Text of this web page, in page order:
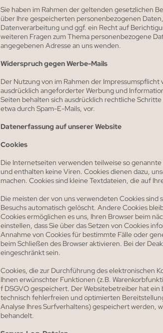
Sie haben im Rahmen der geltenden gesetzlichen
über Ihre gespeicherten personenbezogenen
Datenverarbeitung und ggf. ein Recht auf
weiteren Fragen zum Thema personenbezogene
angegebenen Adresse an uns wenden.
Widerspruch gegen Werbe-Mails
Der Nutzung von im Rahmen der
ausdrücklich angeforderter Werbung und
Seiten behalten sich ausdrücklich rechtliche
etwa durch Spam-E-Mails, vor.
Datenerfassung auf unserer Website
Cookies
Die Internetseiten verwenden teilweise so
und enthalten keine Viren. Cookies dienen dazu,
machen. Cookies sind kleine Textdateien, die auf
Die meisten der von uns verwendeten Cookies sind
Besuchs automatisch gelöscht. Andere Cookies
Cookies ermöglichen es uns, Ihren Browser beim
einstellen, dass Sie über das Setzen von Cookies
Annahme von Cookies für bestimmte Fälle oder
beim Schließen des Browser aktivieren. Bei der
eingeschränkt sein.
Cookies, die zur Durchführung des elektronischen
Ihnen erwünschter Funktionen (z.B.
f DSGVO gespeichert. Der Websitebetreiber hat
technisch fehlerfreien und optimierten
Analyse Ihres Surfverhaltens) gespeichert werden,
behandelt.